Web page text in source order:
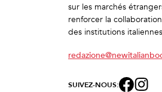
sur les marchés
renforcer la
des institutions
SUIVEZ-NOUS: